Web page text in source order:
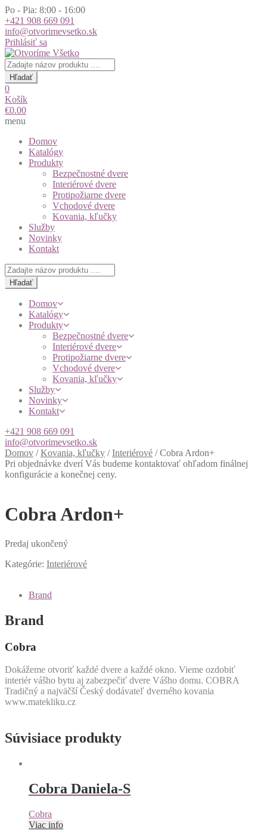
Po - Pia: 8:00 - 16:00
+421 908 669 091
info@otvorimevsetko.sk
Prihlásiť sa
Products
search
Hľadať
0
Košík
€0.00
menu
Domov
Katalógy
Produkty
Bezpečnostné dvere
Interiérové dvere
Protipožiarne dvere
Vchodové dvere
Kovania, kľučky
Služby
Novinky
Kontakt
Products
search
Hľadať
Domov
Katalógy
Produkty
Bezpečnostné dvere
Interiérové dvere
Protipožiarne dvere
Vchodové dvere
Kovania, kľučky
Služby
Novinky
Kontakt
+421 908 669 091
info@otvorimevsetko.sk
Domov /Kovania, kľučky /Interiérové /Cobra Ardon+
Pri objednávke dverí Vás budeme kontaktovať ohľadom finálnej
konfigurácie a konečnej ceny.
Cobra Ardon+
Predaj ukončený
Kategórie: Interiérové
Brand
Brand
Cobra
Dokážeme otvoriť každé dvere a každé okno. Vieme ozdobiť
interiér vášho bytu aj zabezpečiť dvere Vášho domu. COBRA
Tradičný a najväčší Český dodávateľ dverného kovania
www.matekliku.cz
Súvisiace produkty
Cobra Daniela-S
Cobra
Viac info